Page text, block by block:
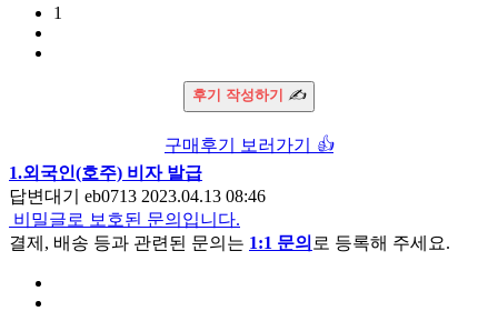
1
후기 작성하기 ✍️
구매후기 보러가기
👍
1.외국인(호주) 비자 발급
답변대기 eb0713 2023.04.13 08:46
비밀글로 보호된 문의입니다.
결제, 배송 등과 관련된 문의는 1:1 문의 로 등록해 주세요.